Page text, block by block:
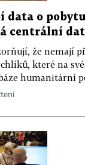
data o
centrální
že nemají
které na
humanitární